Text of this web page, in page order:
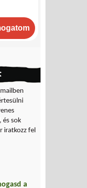
és sok
iratkozz fel
a